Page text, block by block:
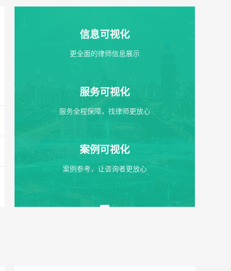
信息可视化
更全面的律师信息展示
服务可视化
服务全程保障，找律师更放心
案例可视化
案例参考，让咨询者更放心